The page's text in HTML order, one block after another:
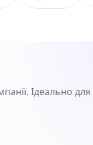
Ідеально для